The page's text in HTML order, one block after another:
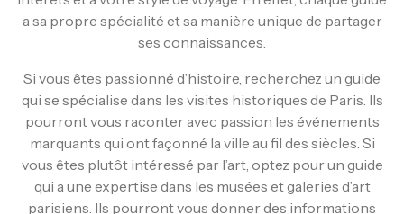
a sa propre spécialité et sa manière unique de partager
ses connaissances.
Si vous êtes passionné d’histoire, recherchez un guide
qui se spécialise dans les visites historiques de Paris. Ils
pourront vous raconter avec passion les événements
marquants qui ont façonné la ville au fil des siècles. Si
vous êtes plutôt intéressé par l’art, optez pour un guide
qui a une expertise dans les musées et galeries d’art
parisiens. Ils pourront vous donner des informations